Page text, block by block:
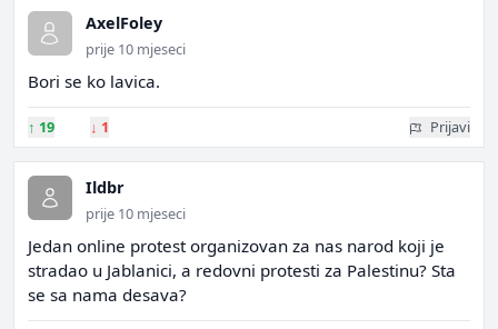
AxelFoley
prije 10 mjeseci
Bori se ko lavica.
↑ 19 ↓ 1 Prijavi
Ildbr
prije 10 mjeseci
Jedan online protest organizovan za nas narod koji je
stradao u Jablanici, a redovni protesti za Palestinu? Sta
se sa nama desava?